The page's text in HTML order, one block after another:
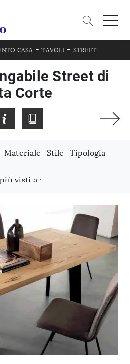
CASA -TAVOLI - STREET
Street di
Corte
Materiale Stile Tipologia
visti a :